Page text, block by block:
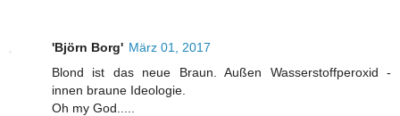
'Björn Borg' März 01, 2017
Blond ist das neue Braun. Außen Wasserstoffperoxid -
innen braune Ideologie.
Oh my God.....